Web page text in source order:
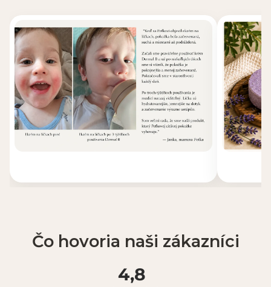
Čo hovoria naši zákazníci
4,8